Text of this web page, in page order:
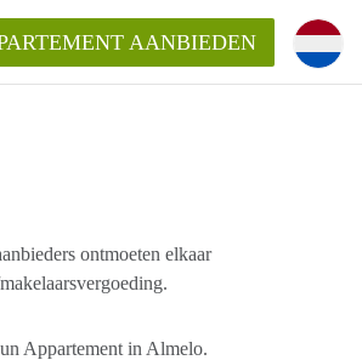
AANBIEDEN
ontmoeten elkaar
Appartement in Almelo.